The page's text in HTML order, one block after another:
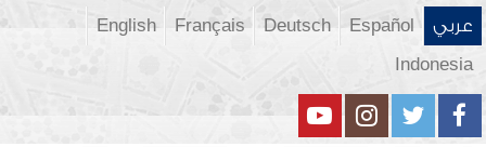
عربي Español
Deutsch
Français
English
Indonesia